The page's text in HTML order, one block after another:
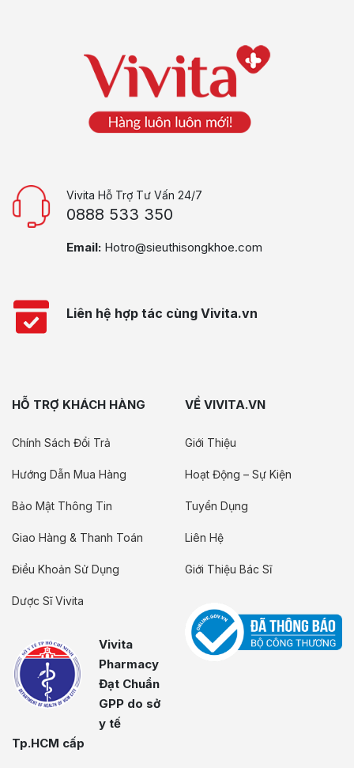
Vivita Hỗ Trợ Tư Vấn 24/7
0888 533 350
Email: Hotro@sieuthisongkhoe.com
Liên hệ hợp tác cùng Vivita.vn
HỖ TRỢ KHÁCH HÀNG
Chính Sách Đổi Trả
Hướng Dẫn Mua Hàng
Bảo Mật Thông Tin
Giao Hàng & Thanh Toán
Điều Khoản Sử Dụng
Dược Sĩ Vivita
Vivita
Pharmacy
Đạt Chuẩn
GPP do sở
y tế
Tp.HCM cấp
VỀ VIVITA.VN
Giới Thiệu
Hoạt Động – Sự Kiện
Tuyển Dụng
Liên Hệ
Giới Thiệu Bác Sĩ